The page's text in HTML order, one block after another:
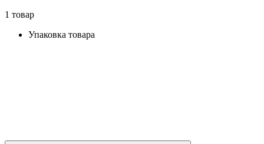
1 товар
Упаковка товара